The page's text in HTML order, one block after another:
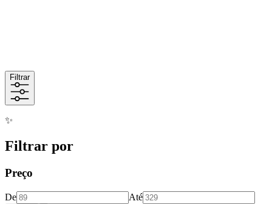
Filtrar
✨
Filtrar por
Preço
De Até